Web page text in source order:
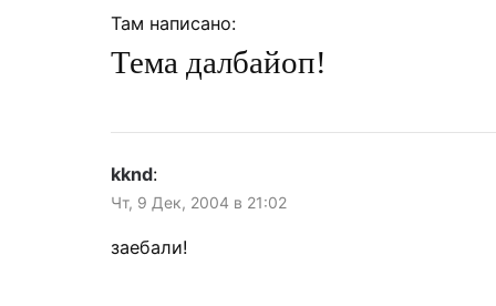
Там написано:
Тема далбайоп!
kknd:
Чт, 9 Дек, 2004 в 21:02
заебали!